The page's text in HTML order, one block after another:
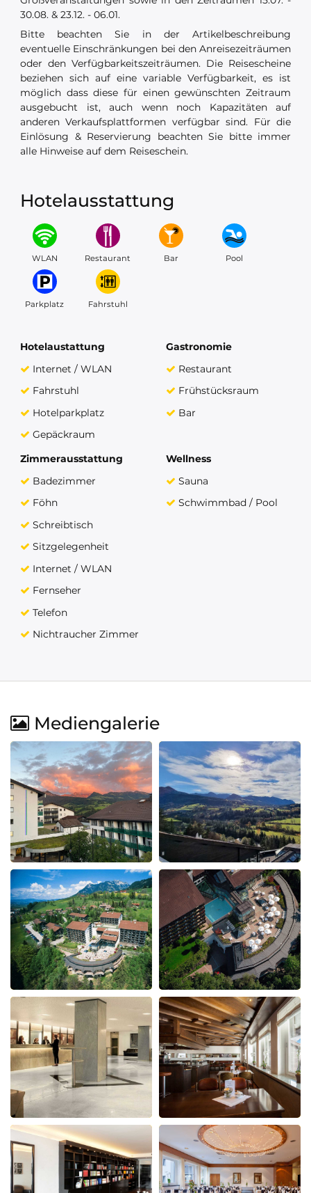
30.08. & 23.12. - 06.01.
Bitte beachten Sie in der Artikelbeschreibung
eventuelle Einschränkungen bei den Anreisezeiträumen
oder den Verfügbarkeitszeiträumen. Die Reisescheine
beziehen sich auf eine variable Verfügbarkeit, es ist
möglich dass diese für einen gewünschten Zeitraum
ausgebucht ist, auch wenn noch Kapazitäten auf
anderen Verkaufsplattformen verfügbar sind. Für die
Einlösung & Reservierung beachten Sie bitte immer
alle Hinweise auf dem Reiseschein.
Hotelausstattung
WLAN Restaurant Bar Pool
Parkplatz Fahrstuhl
Hotelaustattung
Internet / WLAN
Fahrstuhl
Hotelparkplatz
Gepäckraum
Gastronomie
Restaurant
Frühstücksraum
Bar
Zimmerausstattung
Badezimmer
Föhn
Schreibtisch
Sitzgelegenheit
Internet / WLAN
Fernseher
Telefon
Nichtraucher Zimmer
Wellness
Sauna
Schwimmbad / Pool
Mediengalerie